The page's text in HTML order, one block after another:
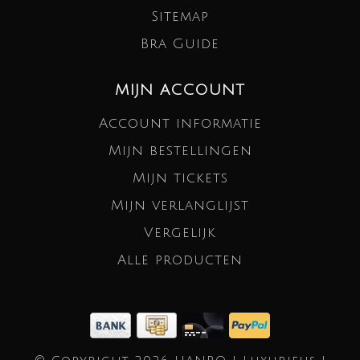
Sitemap
Bra Guide
MIJN ACCOUNT
Account informatie
Mijn bestellingen
Mijn tickets
Mijn verlanglijst
Vergelijk
Alle producten